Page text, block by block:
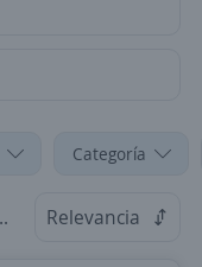
Categoría
Relevancia